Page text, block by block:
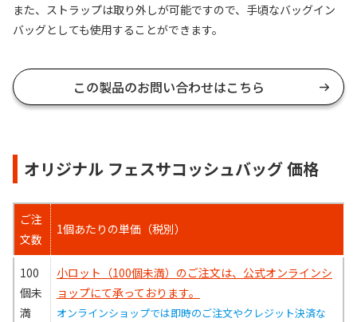
また、ストラップは取り外しが可能ですので、手頃なバッグイン
バッグとしても使用することができます。
この製品のお問い合わせはこちら
オリジナル フェスサコッシュバッグ 価格
ご注
文数
1個あたりの単価（税別）
100
個未
満
小ロット（100個未満）のご注文は、公式オンラインシ
ョップにて承っております。
オンラインショップでは即時のご注文やクレジット決済な